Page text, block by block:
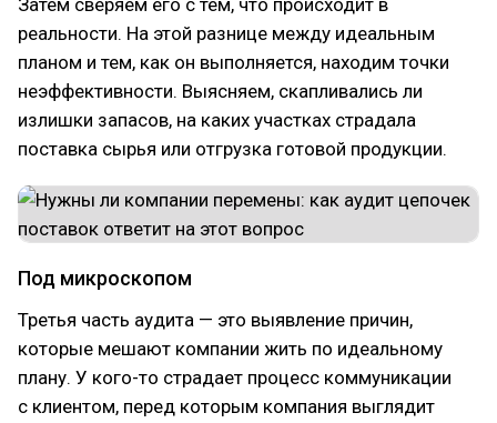
Затем сверяем его с тем, что происходит в
реальности. На этой разнице между идеальным
планом и тем, как он выполняется, находим точки
неэффективности. Выясняем, скапливались ли
излишки запасов, на каких участках страдала
поставка сырья или отгрузка готовой продукции.
Под микроскопом
Третья часть аудита — это выявление причин,
которые мешают компании жить по идеальному
плану. У кого-то страдает процесс коммуникации
с клиентом, перед которым компания выглядит